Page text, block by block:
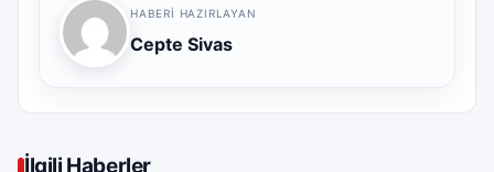
HABERI HAZIRLAYAN
Cepte Sivas
İlgili Haberler